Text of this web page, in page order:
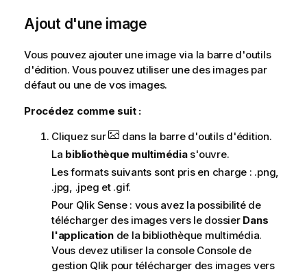
Ajout d'une image
Vous pouvez ajouter une image via la barre d'outils
d'édition. Vous pouvez utiliser une des images par
défaut ou une de vos images.
Procédez comme suit :
Cliquez sur
dans la barre d'outils d'édition.
La bibliothèque multimédias'ouvre.
Les formats suivants sont pris en charge : .png
.jpg , .jpeg et .gif.
Pour Qlik Sense: vous avez la possibilité de
télécharger des images vers le dossier Dans
l'applicationde la bibliothèque multimédia.
Vous devez utiliser la console Console de
gestion Qlik pour télécharger des images vers